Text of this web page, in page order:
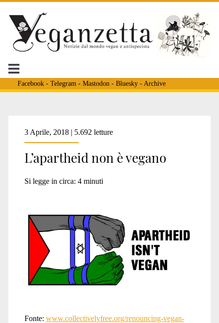
Facebook- Telegram - Mastodon - Bluesky- Archive
Tag:
<span>Haggai
3 Aprile, 2018 | 5.692 letture
L’apartheid non è vegano
Si legge in circa: 4 minuti
Fonte: www.collectivelyfree.org/renouncing-vegan-